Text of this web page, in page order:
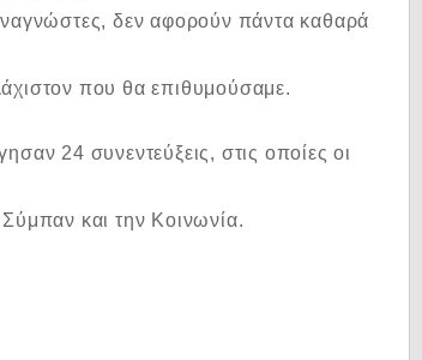
δεν αφορούν πάντα καθαρά
που θα επιθυμούσαμε.
24 συνεντεύξεις, στις οποίες οι
και την Κοινωνία.